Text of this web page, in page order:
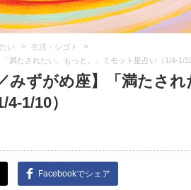
い > 生活・シゴト >
満たされたい、もっと。」ミモット星占い（1/4-1/10
みずがめ座】「満たさ
1/10）
Facebookでシェア